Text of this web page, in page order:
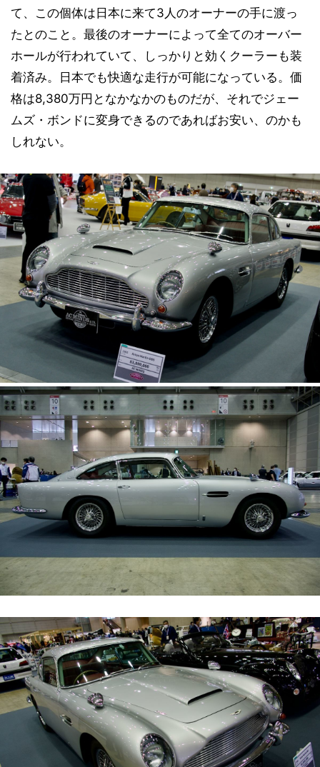
て、この個体は日本に来て3人のオーナーの手に渡っ
たとのこと。最後のオーナーによって全てのオーバー
ホールが行われていて、しっかりと効くクーラーも装
着済み。日本でも快適な走行が可能になっている。価
格は8,380万円となかなかのものだが、それでジェー
ムズ・ボンドに変身できるのであればお安い、のかも
しれない。